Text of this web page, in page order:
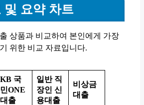
및 요약 차트
상품과 비교하여 본인에게 가장
위한 비교 자료입니다.
KB 국
민ONE
대출
일반 직
장인 신
용대출
비상금
대출